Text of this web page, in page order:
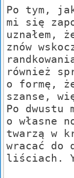
Po tym,
mi się
uznałem,
znów
również
o formę,
szanse,
Po dwustu
o własne
twarzą w
wracać do
liściach.